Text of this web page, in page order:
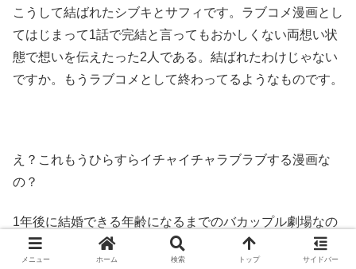
こうして結ばれたシブキとサフィです。ラブコメ漫画とし
てはじまって1話で完結と言ってもおかしくない両想い状
態で想いを伝えたった2人である。結ばれたわけじゃない
ですか。もうラブコメとして終わってるようなものです。
え？これもうひらすらイチャイチャラブラブする漫画な
の？
1年後に結婚できる年齢になるまでのバカップル劇場なの
かなって思ってたら、そうは問屋が卸さない！
生き返った
メニュー ホーム 検索 トップ サイドバー